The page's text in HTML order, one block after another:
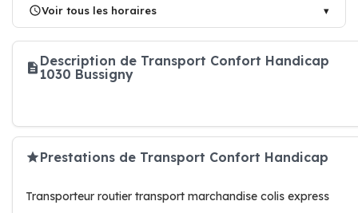
Voir tous les horaires
Description de Transport Confort Handicap
1030 Bussigny
Prestations de Transport Confort Handicap
Transporteur routier transport marchandise colis express